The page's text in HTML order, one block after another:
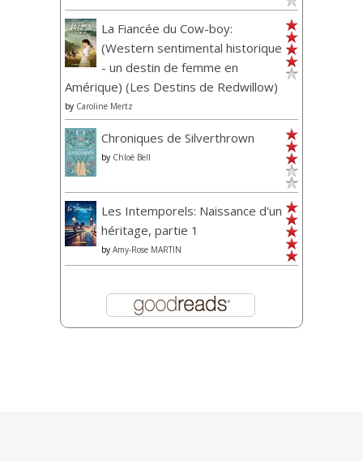
La Fiancée du Cow-boy:
(Western sentimental historique
- un destin de femme en
Amérique) (Les Destins de Redwillow)
by Caroline Mertz
Chroniques de Silverthrown
by Chloé Bell
Les Intemporels: Naissance d'un
héritage, partie 1
by Amy-Rose MARTIN